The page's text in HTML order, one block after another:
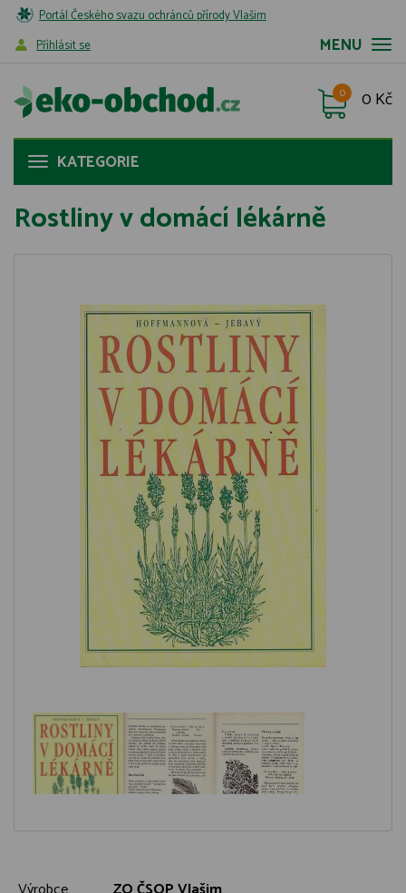
Portál Českého svazu ochránců přírody Vlašim
MENU
Příhlásit se
0 Kč
0
KATEGORIE
Rostliny v domácí lékárně